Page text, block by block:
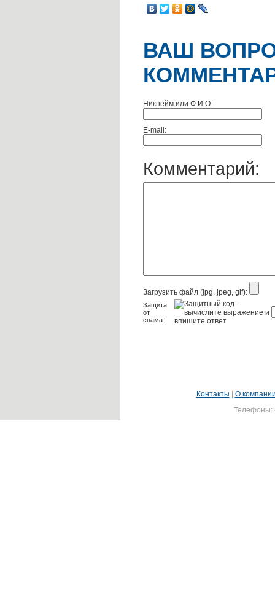
ВАШ
Никнейм или Ф.И.О.:
E-mail:
Комментарий:
Загрузить файл (jpg, jpeg, gif):
Защита
от
спама:
Контакты
О
Телефоны: